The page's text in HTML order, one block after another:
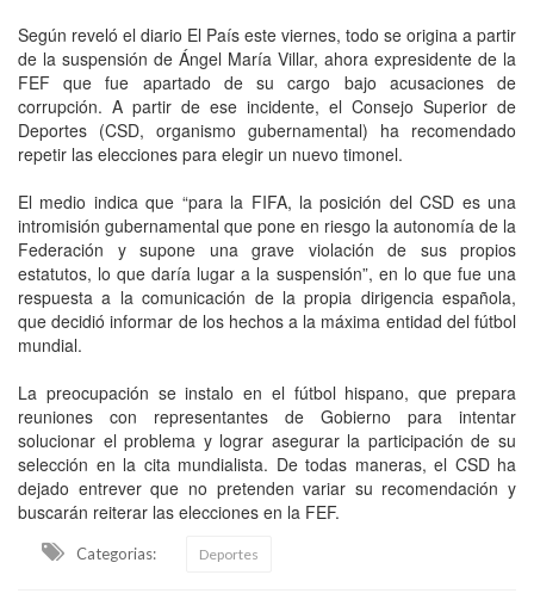
Según reveló el diario El País este viernes, todo se origina a partir
de la suspensión de Ángel María Villar, ahora expresidente de la
FEF que fue apartado de su cargo bajo acusaciones de
corrupción. A partir de ese incidente, el Consejo Superior de
Deportes (CSD, organismo gubernamental) ha recomendado
repetir las elecciones para elegir un nuevo timonel.
El medio indica que “para la FIFA, la posición del CSD es una
intromisión gubernamental que pone en riesgo la autonomía de la
Federación y supone una grave violación de sus propios
estatutos, lo que daría lugar a la suspensión”, en lo que fue una
respuesta a la comunicación de la propia dirigencia española,
que decidió informar de los hechos a la máxima entidad del fútbol
mundial.
La preocupación se instalo en el fútbol hispano, que prepara
reuniones con representantes de Gobierno para intentar
solucionar el problema y lograr asegurar la participación de su
selección en la cita mundialista. De todas maneras, el CSD ha
dejado entrever que no pretenden variar su recomendación y
buscarán reiterar las elecciones en la FEF.
Categorias: Deportes